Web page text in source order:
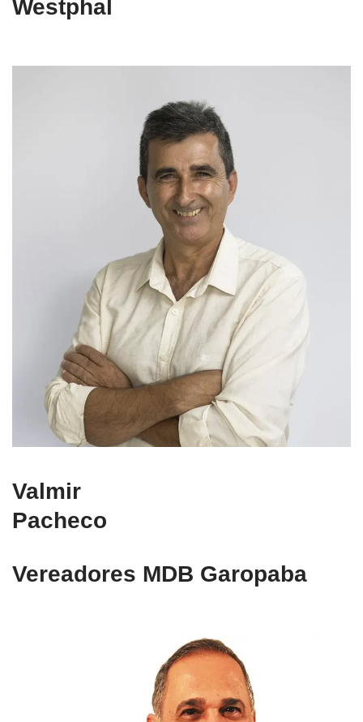
Westphal
Valmir
Pacheco
Vereadores MDB Garopaba